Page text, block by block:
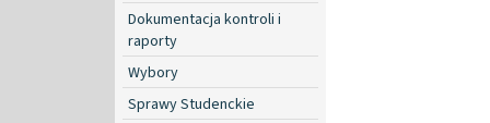
Dokumentacja kontroli i
raporty
Wybory
Sprawy Studenckie